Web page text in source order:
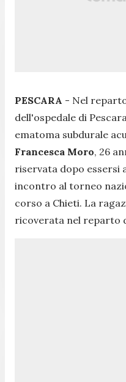
PESCARA - Nel
dell'ospedale di
ematoma subdurale
Francesca Moro, 26
riservata dopo essersi
incontro al torneo
corso a Chieti. La
ricoverata nel reparto